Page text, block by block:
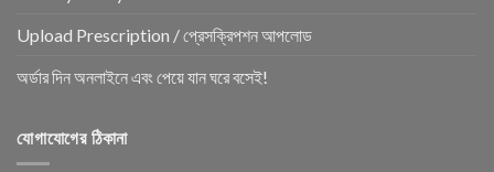
Upload Prescription / প্রেসক্রিপশন আপলোড
অর্ডার দিন অনলাইনে এবং পেয়ে যান ঘরে বসেই!
যোগাযোগের ঠিকানা